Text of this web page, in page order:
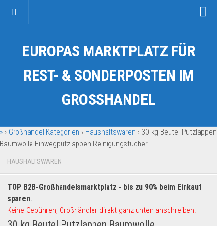
Kategorien
Auto & Motorrad
Fahrzeuge & Transport
Garten & Werkzeug
Geschäft, Büro & Schreibwaren
Geschenkartikel
Handy und Smartphone
Kosmetik & Pflege
EUROPAS MARKTPLATZ FÜR
REST- & SONDERPOSTEN IM
GROSSHANDEL
» › Großhandel Kategorien › Haushaltswaren › 30 kg Beutel Putzlappen
Baumwolle Einwegputzlappen Reinigungstücher
HAUSHALTSWAREN
TOP B2B-Großhandelsmarktplatz - bis zu 90% beim Einkauf
sparen.
Keine Gebühren, Großhändler direkt ganz unten anschreiben.